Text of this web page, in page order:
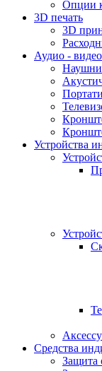
Опции
3D печать
3D
Аудио - видео
Устройства
Средства
Защита